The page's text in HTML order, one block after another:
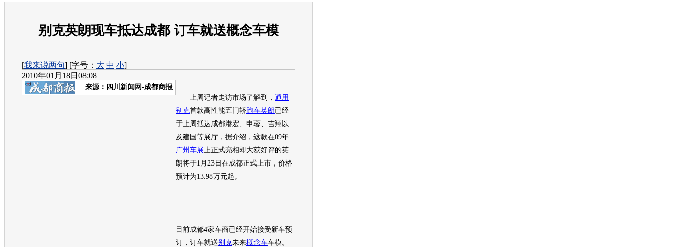
别克英朗现车抵达成都 订车就送概念车模
[我来说两句] [字号： 大 中 小]
2010年01月18日08:08
来源： 四川新闻网-成都商报
上周记者走访市场了解到， 通用
别克首款高性能五门轿跑车英朗 已经
于上周抵达成都港宏、申蓉、吉翔以
及建国等展厅，据介绍，这款在09年
广州车展 上正式亮相即大获好评的英
朗将于1月23日在成都正式上市，价格
预计为13.98万元起。
目前成都4家车商已经开始接受新车预
订，订车就送别克未来概念车车模。